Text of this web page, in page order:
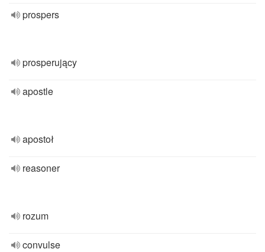
prospers
prosperujący
apostle
apostoł
reasoner
rozum
convulse